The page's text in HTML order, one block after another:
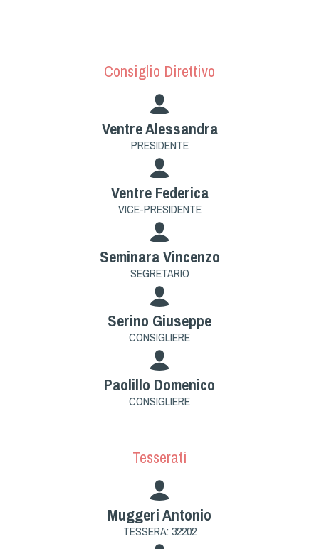
Consiglio Direttivo
Ventre Alessandra
PRESIDENTE
Ventre Federica
VICE-PRESIDENTE
Seminara Vincenzo
SEGRETARIO
Serino Giuseppe
CONSIGLIERE
Paolillo Domenico
CONSIGLIERE
Tesserati
Muggeri Antonio
TESSERA: 32202
Cinofilia Sportiva
Agility
DiscDog
Dog Balance
Dog Trail
Dog Triathlon
Hoopers
Mantrailing
Nosework
Obedience
Rally Obedience
Retriever Sport
Ricerca Tartufo
Sheepdog
Sport acquatici
Protezione civile Sportiva
Cinofilia Venatoria